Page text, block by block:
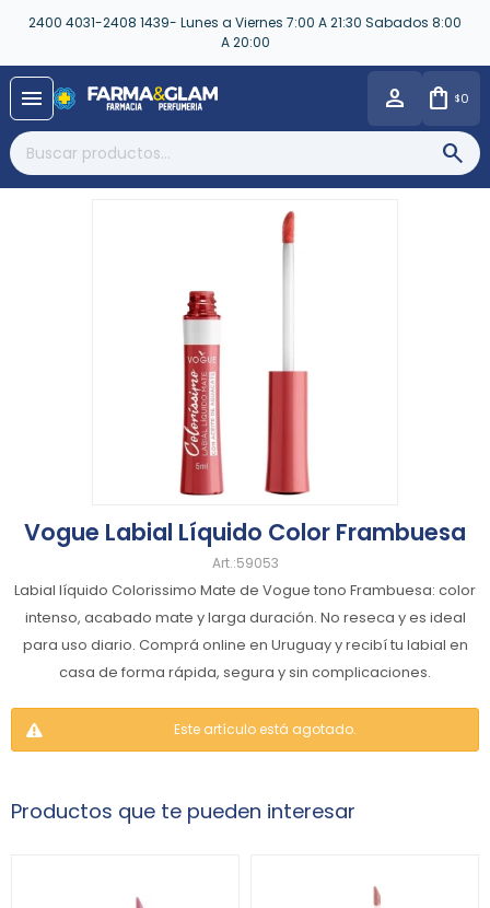
2400 4031-2408 1439- Lunes a Viernes 7:00 A 21:30 Sabados 8:00
A 20:00
menu $0
Vogue Labial Líquido Color Frambuesa
59053
Labial líquido Colorissimo Mate de Vogue tono Frambuesa: color
intenso, acabado mate y larga duración. No reseca y es ideal
para uso diario. Comprá online en Uruguay y recibí tu labial en
casa de forma rápida, segura y sin complicaciones.
Este artículo está agotado.
Productos que te pueden interesar